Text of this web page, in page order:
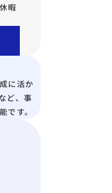
暇
に活か
ど、事
です。